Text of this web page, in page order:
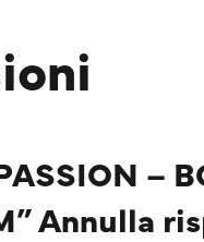
–
Annulla